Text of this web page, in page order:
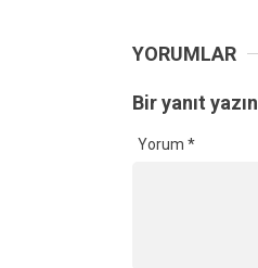
YORUMLAR
Bir yanıt yazın
Yorum *